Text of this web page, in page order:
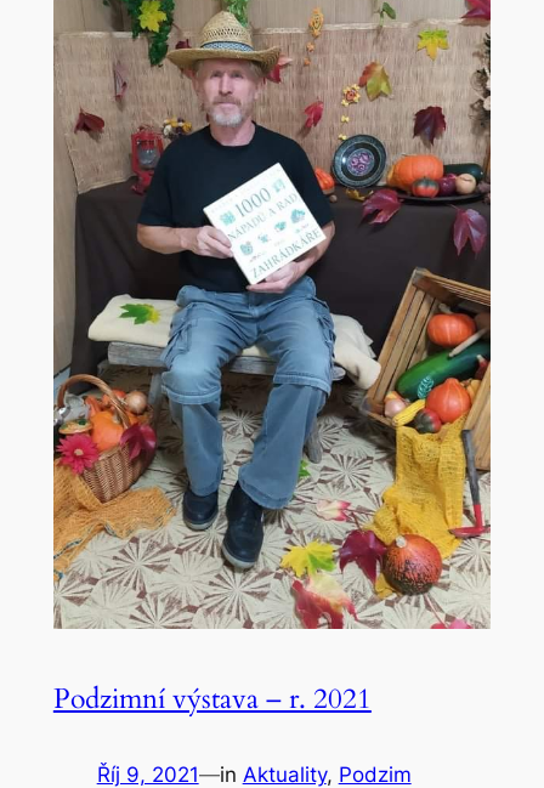
Podzimní výstava – r. 2021
Říj 9, 2021—in Aktuality, Podzim